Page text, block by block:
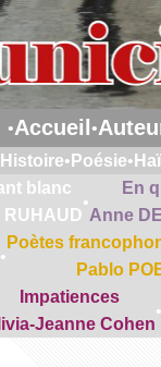
•Accueil •
Histoire• Poésie•
blanc
RUHAUD
•
En
Anne
•
Poètes
Pablo
Impatiences
Jeanne Cohen
•